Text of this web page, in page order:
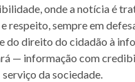
onde a notícia é
respeito, sempre em
do direito do cidadão à
— informação com
serviço da sociedade.